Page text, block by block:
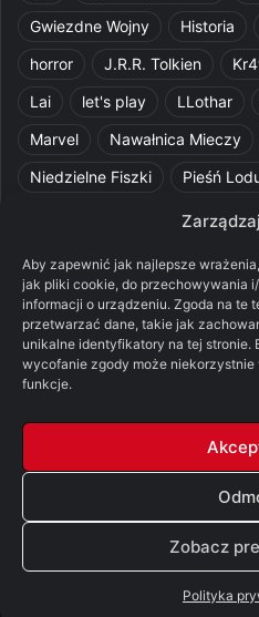
Aby zapewnić jak najlepsze
jak pliki cookie, do przechowywania
informacji o urządzeniu. Zgoda na te
przetwarzać dane, takie jak
unikalne identyfikatory na tej stronie.
wycofanie zgody może niekorzystnie
funkcje.
Zobacz
Polityka
Gwiezdne Wojny
Historia
horror
J.R.R. Tolkien
Lai
let's play LLothar
Marvel
Nawałnica Mieczy
Niedzielne Fiszki
Pieśń
Pquelim
recenzja książki
Ród Smoka
Starcie Królów
Star Wars
Tolkienowskie Q&A
Voo
© Copyright 2026, All
X